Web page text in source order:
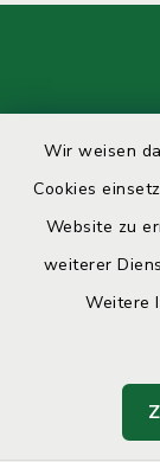
Wir weisen
Cookies
Website zu
weiterer
Weitere